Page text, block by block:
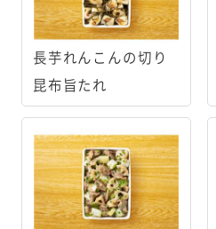
長芋れんこんの切り
昆布旨たれ